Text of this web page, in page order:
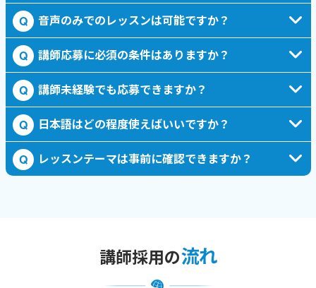
Q 音声のみでのレッスンは可能ですか？
Q 講師応募に必須の条件はありますか？
Q 講師未経験でも応募できますか？
Q 日本語はどの程度使えばいいですか？
Q レッスンテーマは事前に確認できますか？
講師採用の流れ